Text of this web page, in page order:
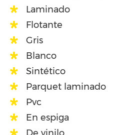
Laminado
Flotante
Gris
Blanco
Sintético
Parquet laminado
Pvc
En espiga
De vinilo